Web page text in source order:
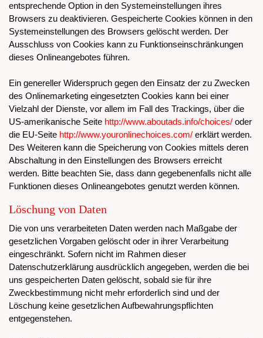
entsprechende Option in den Systemeinstellungen ihres
Browsers zu deaktivieren. Gespeicherte Cookies können in den
Systemeinstellungen des Browsers gelöscht werden. Der
Ausschluss von Cookies kann zu Funktionseinschränkungen
dieses Onlineangebotes führen.
Ein genereller Widerspruch gegen den Einsatz der zu Zwecken
des Onlinemarketing eingesetzten Cookies kann bei einer
Vielzahl der Dienste, vor allem im Fall des Trackings, über die
US-amerikanische Seite http://www.aboutads.info/choices/ oder
die EU-Seite http://www.youronlinechoices.com/ erklärt werden.
Des Weiteren kann die Speicherung von Cookies mittels deren
Abschaltung in den Einstellungen des Browsers erreicht
werden. Bitte beachten Sie, dass dann gegebenenfalls nicht alle
Funktionen dieses Onlineangebotes genutzt werden können.
Löschung von Daten
Die von uns verarbeiteten Daten werden nach Maßgabe der
gesetzlichen Vorgaben gelöscht oder in ihrer Verarbeitung
eingeschränkt. Sofern nicht im Rahmen dieser
Datenschutzerklärung ausdrücklich angegeben, werden die bei
uns gespeicherten Daten gelöscht, sobald sie für ihre
Zweckbestimmung nicht mehr erforderlich sind und der
Löschung keine gesetzlichen Aufbewahrungspflichten
entgegenstehen.